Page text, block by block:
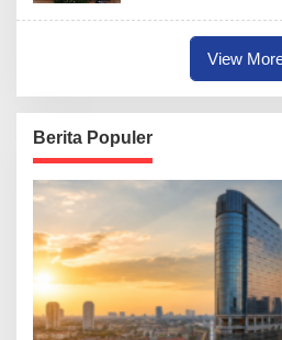
View
Berita Populer